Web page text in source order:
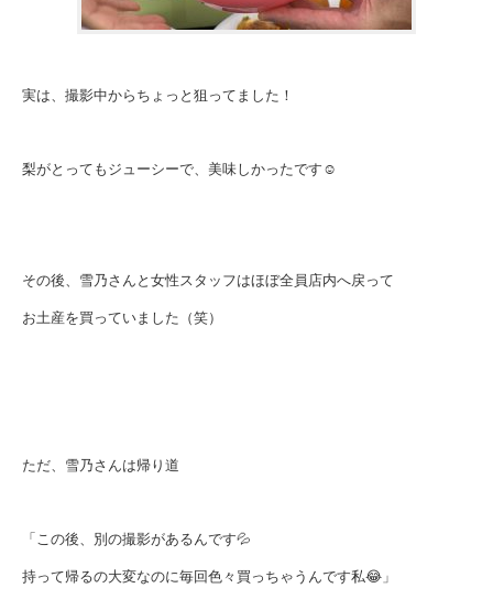
実は、撮影中からちょっと狙ってました！
梨がとってもジューシーで、美味しかったです☺️
その後、雪乃さんと女性スタッフはほぼ全員店内へ戻って
お土産を買っていました（笑）
ただ、雪乃さんは帰り道
「この後、別の撮影があるんです💦
持って帰るの大変なのに毎回色々買っちゃうんです私😂」